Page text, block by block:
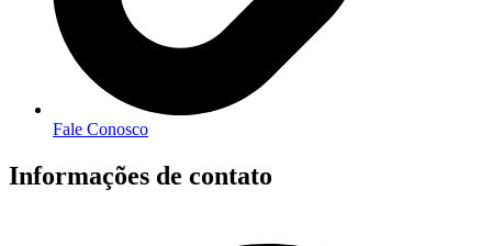
Fale Conosco
Informações de contato